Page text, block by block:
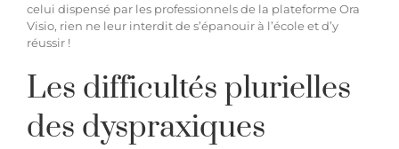
Facebook
celui dispensé par les professionnels de la plateforme Ora
Visio, rien ne leur interdit de s’épanouir à l’école et d’y
réussir !
Les difficultés plurielles
des dyspraxiques